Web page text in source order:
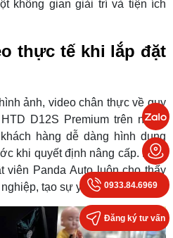
không gian giải trí và tiện ích
thực tế khi lắp đặt
ảnh, video chân thực về quy
D12S Premium trên nhiều
hàng dễ dàng hình dung
khi quyết định nâng cấp. Hình
viên Panda Auto luôn cho thấy
tạo sự yên tâm tuyệt đối.
0933.84.6969
Đăng ký tư vấn